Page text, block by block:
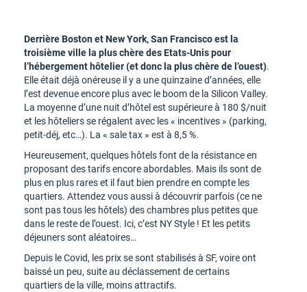
Derrière Boston et New York, San Francisco est la
troisième ville la plus chère des Etats-Unis pour
l’hébergement hôtelier (et donc la plus chère de l’ouest).
Elle était déjà onéreuse il y a une quinzaine d’années, elle
l’est devenue encore plus avec le boom de la Silicon Valley.
La moyenne d’une nuit d’hôtel est supérieure à 180 $/nuit
et les hôteliers se régalent avec les « incentives » (parking,
petit-déj, etc…). La « sale tax » est à 8,5 %.
Heureusement, quelques hôtels font de la résistance en
proposant des tarifs encore abordables. Mais ils sont de
plus en plus rares et il faut bien prendre en compte les
quartiers. Attendez vous aussi à découvrir parfois (ce ne
sont pas tous les hôtels) des chambres plus petites que
dans le reste de l’ouest. Ici, c’est NY Style ! Et les petits
déjeuners sont aléatoires…
Depuis le Covid, les prix se sont stabilisés à SF, voire ont
baissé un peu, suite au déclassement de certains
quartiers de la ville, moins attractifs.